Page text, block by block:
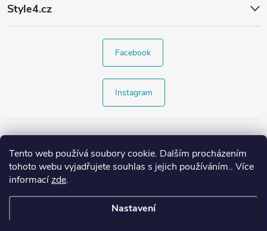
Tento web používá soubory cookie. Dalším procházením
tohoto webu vyjadřujete souhlas s jejich používáním.. Více
informacízde.
Nastavení
Style4.cz
Facebook
Instagram